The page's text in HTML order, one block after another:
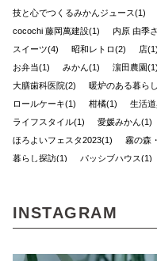
技と心でつくるみかんジュース(1)
cocochi 藤岡萬建設(1)
内原 由季
スイーツ(4)
昭和レトロ(2) 店(1)
お弁当(1)
みかん(1) 濵田農園(1)
大膳歯科医院(2)
暖炉のある暮ら
ロールケーキ(1)
柑橘(1) 生活
ライフスタイル(1)
愛媛みかん(1)
ほろよいフェスタ2023(1)
霧の森
暮らし探訪(1)
パッシブハウス(1)
大西水引(1)
みさき果樹園(1)
道の駅(2)
ONLY ONE STYLE 昭
INSTAGRAM